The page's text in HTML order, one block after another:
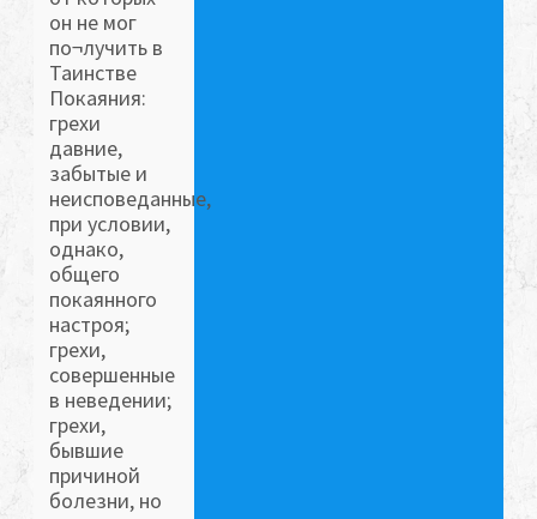
он не мог
по¬лучить в
Таинстве
Покаяния:
грехи
давние,
забытые и
неисповеданные,
при условии,
однако,
общего
покаянного
настроя;
грехи,
совершенные
в неведении;
грехи,
бывшие
причиной
болезни, но